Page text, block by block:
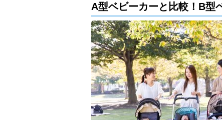
A型ベビーカーと比較！B型